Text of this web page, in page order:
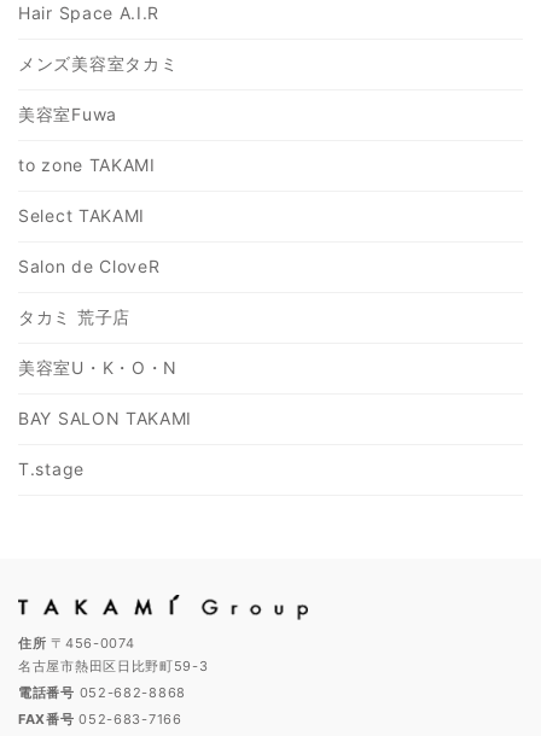
Hair Space A.I.R
メンズ美容室タカミ
美容室Fuwa
to zone TAKAMI
Select TAKAMI
Salon de CloveR
タカミ 荒子店
美容室U・K・O・N
BAY SALON TAKAMI
T.stage
住所 〒456-0074
名古屋市熱田区日比野町59-3
電話番号 052-682-8868
FAX番号 052-683-7166